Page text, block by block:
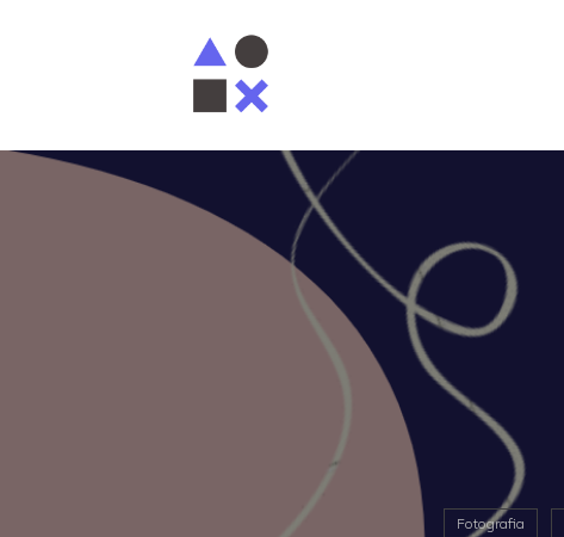
Fotografia